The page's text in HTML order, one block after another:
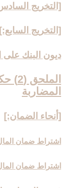
[التخريج
[التخريج السابع:]
ديون البنك على
المضاربة
[أنحاء الضمان:]
اشتراط ضمان
اشتراط ضمان